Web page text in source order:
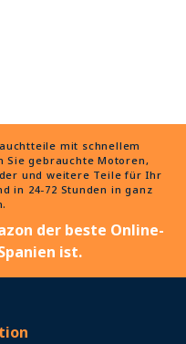
mit schnellem
Sie gebrauchte Motoren,
und weitere Teile für Ihr
in 24-72 Stunden in ganz
der beste Online-
ist.